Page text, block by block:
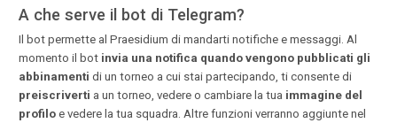
A che serve il bot di Telegram?
Il bot permette al Praesidium di mandarti notifiche e messaggi. Al
momento il bot invia una notifica quando vengono pubblicati gli
abbinamenti di un torneo a cui stai partecipando, ti consente di
preiscriverti a un torneo, vedere o cambiare la tua immagine del
profilo e vedere la tua squadra. Altre funzioni verranno aggiunte nel